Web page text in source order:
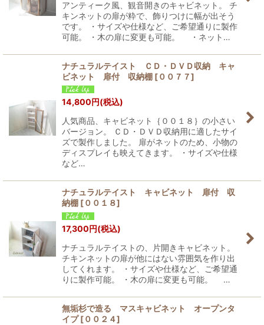
アンティーク風、観音開きのキャビネット。 チ
キンネットの扉が粋で、飾りつけに幅が出そう
です。 ・サイズや仕様など、ご希望通りに製作
可能。 ・木の扉に変更も可能。 ・ネット…
ナチュラルテイスト ＣＤ・ＤＶＤ収納 キャ
ビネット 扉付 収納棚 [００７７]
14,800円(税込)
人気商品、キャビネット｛００１８｝の小さい
バージョン。 ＣＤ・ＤＶＤ収納用に適したサイ
ズで製作しました。 扉がネットのため、小物の
ディスプレイも映えてきます。 ・サイズや仕様
など…
ナチュラルテイスト キャビネット 扉付 収
納棚 [００１８]
17,300円(税込)
ナチュラルテイストの、片開きキャビネット。
チキンネットの扉が他にはない雰囲気を作り出
してくれます。 ・サイズや仕様など、ご希望通
りに製作可能。 ・木の扉に変更も可能。 …
無垢杉で造る マスキャビネット オープンタ
イプ [００２４]